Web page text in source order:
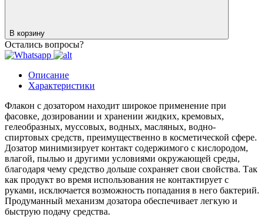
В корзину
Остались вопросы?
Описание
Характеристики
Флакон с дозатором находит широкое применение при
фасовке, дозировании и хранении жидких, кремовых,
гелеобразных, муссовых, водных, масляных, водно-
спиртовых средств, преимущественно в косметической сфере.
Дозатор минимизирует контакт содержимого с кислородом,
влагой, пылью и другими условиями окружающей среды,
благодаря чему средство дольше сохраняет свои свойства. Так
как продукт во время использования не контактирует с
руками, исключается возможность попадания в него бактерий.
Продуманный механизм дозатора обеспечивает легкую и
быструю подачу средства.